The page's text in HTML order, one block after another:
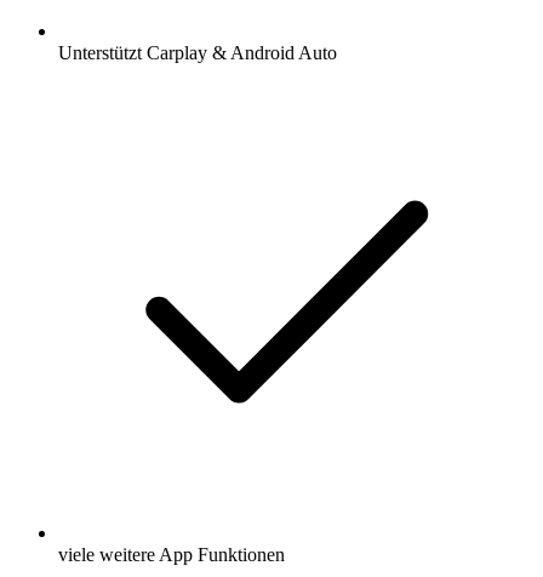
Unterstützt Carplay & Android Auto
viele weitere App Funktionen